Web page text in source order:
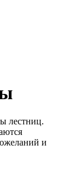
лестниц.
и